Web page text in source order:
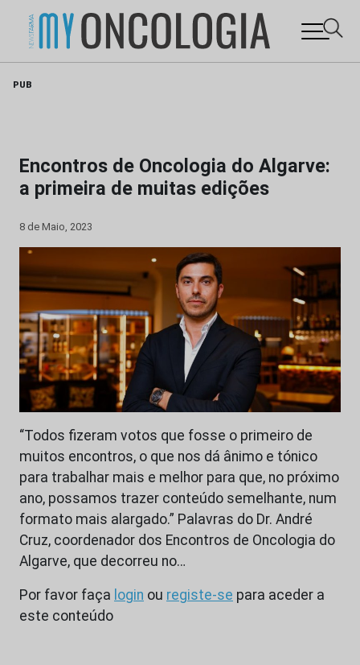
PUB
Encontros de Oncologia do Algarve:
a primeira de muitas edições
8 de Maio, 2023
“Todos fizeram votos que fosse o primeiro de
muitos encontros, o que nos dá ânimo e tónico
para trabalhar mais e melhor para que, no próximo
ano, possamos trazer conteúdo semelhante, num
formato mais alargado.” Palavras do Dr. André
Cruz, coordenador dos Encontros de Oncologia do
Algarve, que decorreu no…
Por favor faça login ou registe-se para aceder a
este conteúdo